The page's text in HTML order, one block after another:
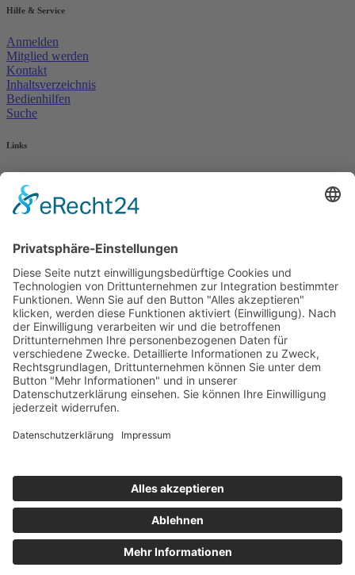
Hilfe & Service
Anmelden
Mitglied werden
Kontakt
Inhaltsverzeichnis
Bedienhilfen
Suche
Links
AWO Jobportal
AWO Ehrenamt Portal
AWO Schulgesundheitsfachkräfte
AWO Pflegeberatung
AWO Kulturhaus Babelsberg
Arbeit mit Behinderung
AWO Büro Kindermut
Kulturland Brandenburg
AWO Selbsthilfe
AWO eLearning
Kultur für JEDEN
AWO 1plus9
Dachverband Freie Suchtselbsthilfe
© 1990 - 2026 Arbeiterwohlfahrt Bezirksverband Potsdam e. V.
Impressum|Datenschutz|Barrierefreiheitserklärung
Mutige Mutmacher*innen gesucht!
Komm zu den mutigen Mutmacher*innen.